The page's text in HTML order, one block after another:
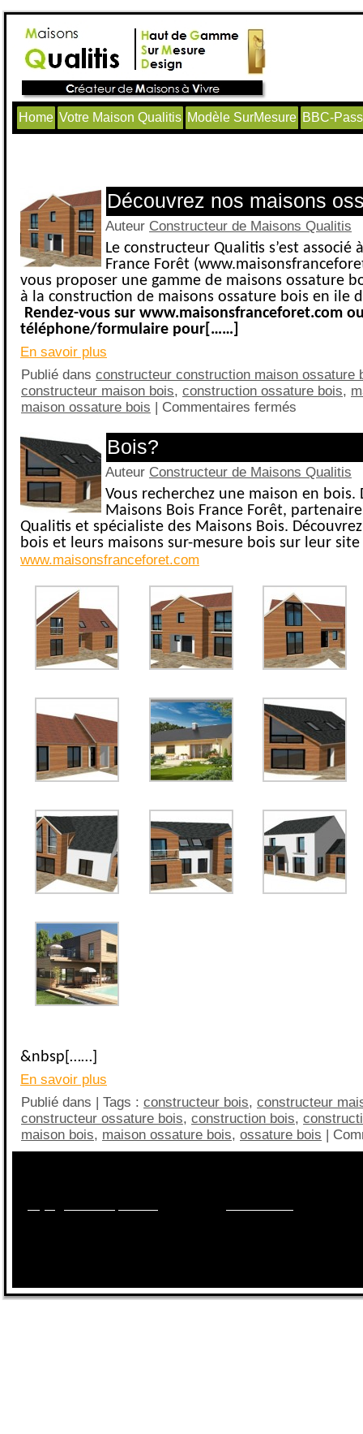
Home Votre Maison Qualitis Modèle SurMesure BBC-
Découvrez nos maisons
Auteur Constructeur de Maisons Qualitis
Le constructeur Qualitis s’est associé
France Forêt
vous proposer une gamme de maisons ossature
à la construction de maisons ossature bois en ile
Rendez-vous sur www.maisonsfranceforet.com
téléphone/formulaire pour[……]
En savoir plus
Publié dans constructeur construction maison ossature
constructeur maison bois, construction ossature bois,
maison ossature bois | Commentaires fermés
Bois?
Auteur Constructeur de Maisons Qualitis
Vous recherchez une maison en bois.
Maisons Bois France Forêt,
Qualitis et spécialiste des Maisons Bois.
bois et leurs maisons sur-mesure bois sur leur
www.maisonsfranceforet.com
&nbsp[……]
En savoir plus
Publié dans | Tags : constructeur bois, constructeur
constructeur ossature bois, construction bois,
maison bois, maison ossature bois, ossature bois |